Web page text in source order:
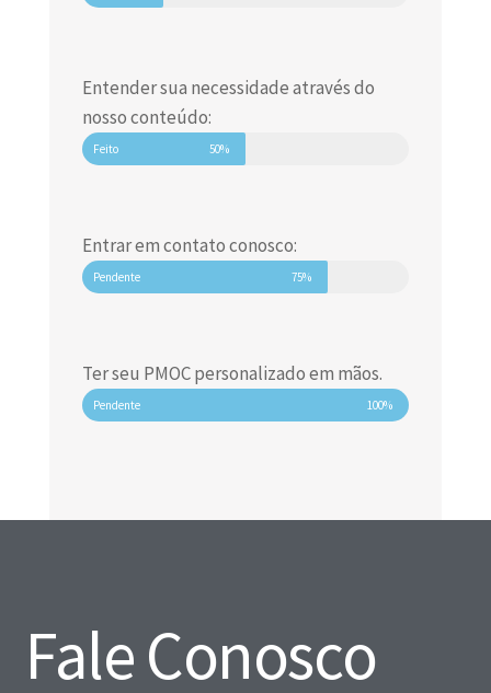
Entender sua necessidade através do
nosso conteúdo:
Feito 50%
Entrar em contato conosco:
Pendente 75%
Ter seu PMOC personalizado em mãos.
Pendente 100%
Fale Conosco